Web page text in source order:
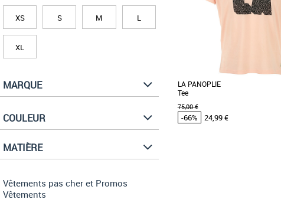
XS S M L
XL
MARQUE
COULEUR
MATIÈRE
Vêtements pas cher et Promos
Vêtements
LA PANOPLIE
Tee
75,00 €
-66% 24,99 €